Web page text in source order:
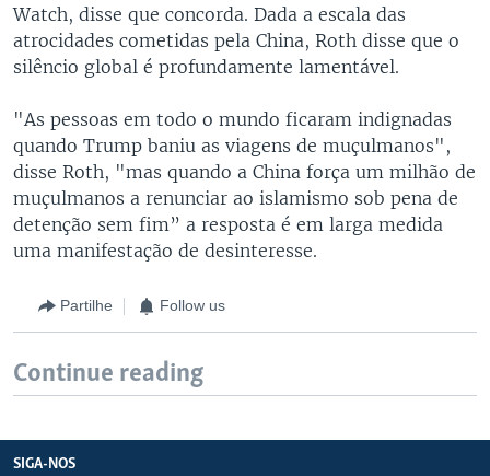
Watch, disse que concorda. Dada a escala das
atrocidades cometidas pela China, Roth disse que o
silêncio global é profundamente lamentável.
"As pessoas em todo o mundo ficaram indignadas
quando Trump baniu as viagens de muçulmanos",
disse Roth, "mas quando a China força um milhão de
muçulmanos a renunciar ao islamismo sob pena de
detenção sem fim” a resposta é em larga medida
uma manifestação de desinteresse.
Partilhe Follow us
Continue reading
SIGA-NOS